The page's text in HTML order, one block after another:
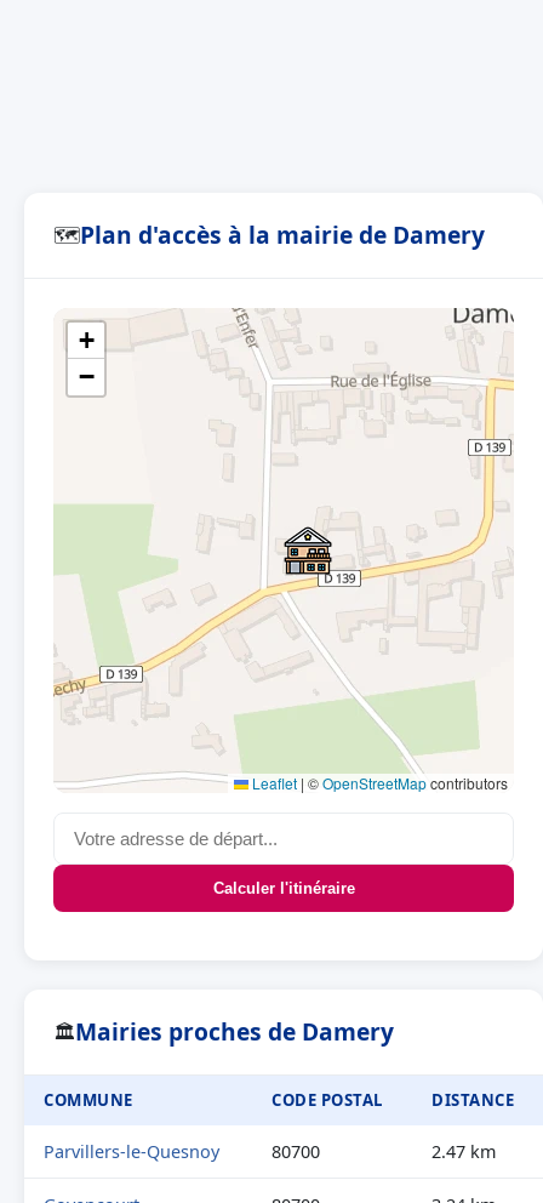
🗺Plan d'accès à la mairie de Damery
+
−
Leaflet | ©OpenStreetMapcontributors
Calculer l'itinéraire
🏛Mairies proches de Damery
COMMUNE CODE POSTAL DISTANCE
Parvillers-le-Quesnoy 80700 2.47 km